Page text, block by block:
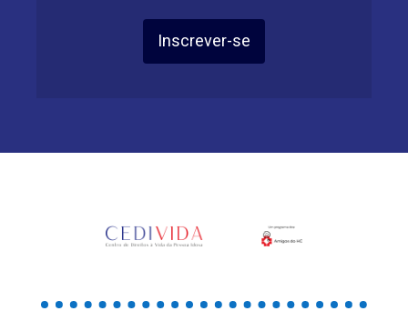
Inscrever-se